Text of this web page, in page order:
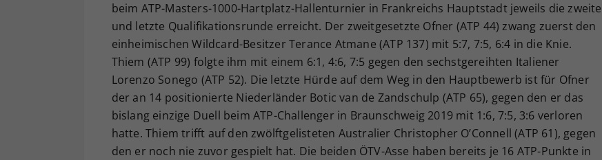
beim ATP-Masters-1000-Hartplatz-Hallenturnier in Frankreichs Hauptstadt jeweils die zweite
und letzte Qualifikationsrunde erreicht. Der zweitgesetzte Ofner (ATP 44) zwang zuerst den
einheimischen Wildcard-Besitzer Terance Atmane (ATP 137) mit 5:7, 7:5, 6:4 in die Knie.
Thiem (ATP 99) folgte ihm mit einem 6:1, 4:6, 7:5 gegen den sechstgereihten Italiener
Lorenzo Sonego (ATP 52). Die letzte Hürde auf dem Weg in den Hauptbewerb ist für Ofner
der an 14 positionierte Niederländer Botic van de Zandschulp (ATP 65), gegen den er das
bislang einzige Duell beim ATP-Challenger in Braunschweig 2019 mit 1:6, 7:5, 3:6 verloren
hatte. Thiem trifft auf den zwölftgelisteten Australier Christopher O’Connell (ATP 61), gegen
den er noch nie zuvor gespielt hat. Die beiden ÖTV-Asse haben bereits je 16 ATP-Punkte in